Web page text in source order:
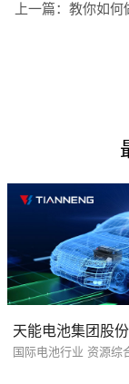
上一篇： 教你如何做电子邮
天能电池集团股
国际电池行业 资源综
您